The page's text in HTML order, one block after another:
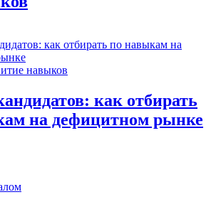
навыков
как отбирать
на дефицитном рынке